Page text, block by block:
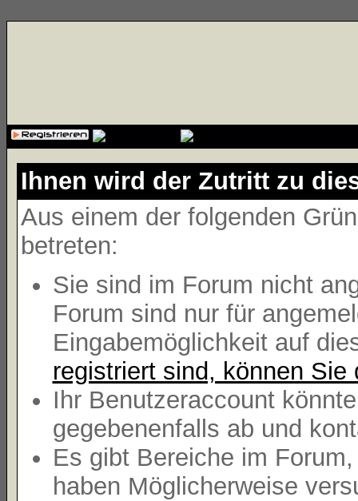
Ihnen wird der Zutritt zu
Aus einem der folgenden
betreten:
Sie sind im Forum nicht
Forum sind nur für
Eingabemöglichkeit auf
registriert sind, können Sie
Ihr Benutzeraccount
gegebenenfalls ab und
Es gibt Bereiche im
haben Möglicherweise